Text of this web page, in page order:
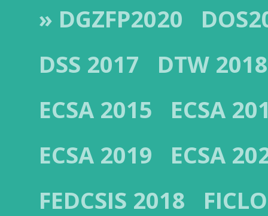
» DGZFP2020
DSS 2017
DTW 2018
ECSA 2015
ECSA
ECSA 2019
ECSA
FEDCSIS 2018